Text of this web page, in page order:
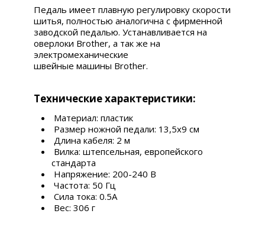
Педаль имеет плавную регулировку скорости
шитья, полностью аналогична с фирменной
заводской педалью. Устанавливается на
оверлоки Brother, а так же на
электромеханические
швейные машины Brother.
Технические характеристики:
Материал: пластик
Размер ножной педали: 13,5x9 см
Длина кабеля: 2 м
Вилка: штепсельная, европейского
стандарта
Напряжение: 200-240 В
Частота: 50 Гц
Сила тока: 0.5A
Вес: 306 г